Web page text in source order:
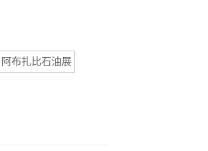
阿布扎比石油展